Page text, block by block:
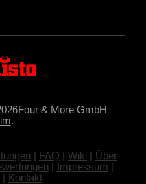
& More GmbH
.
| FAQ | Wiki | Über
| Impressum |
| Kontakt